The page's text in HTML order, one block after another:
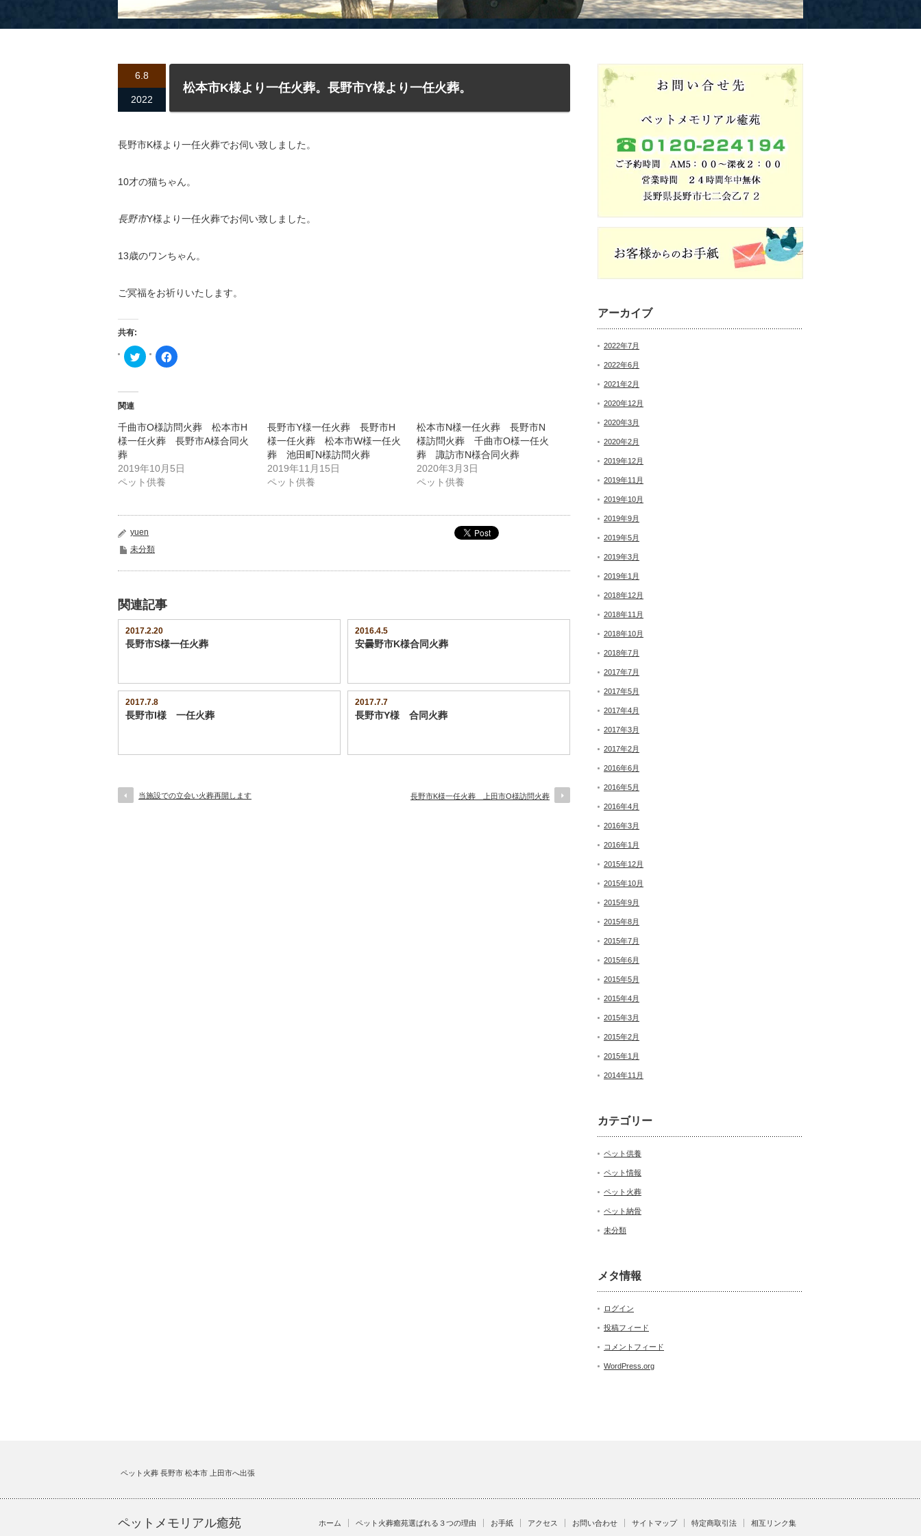
6.8
2022
松本市K様より一任火葬。長野市Y様より一任火葬。
長野市K様より一任火葬でお伺い致しました。
10才の猫ちゃん。
長野市Y様より一任火葬でお伺い致しました。
13歳のワンちゃん。
ご冥福をお祈りいたします。
共有:
ク
リ
共
有
(新
し
ィ
ン
ド
き
す)
Facebook
で
リ
ッ
ク
く
い
で
関連
千曲市O様訪問火葬 松本市H
様一任火葬 長野市A様合同火
葬
2019年10月5日
ペット供養
長野市Y様一任火葬 長野市H
様一任火葬 松本市W様一任火
葬 池田町N様訪問火葬
2019年11月15日
ペット供養
松本市N様一任火葬 長野市N
様訪問火葬 千曲市O様一任火
葬 諏訪市N様合同火葬
2020年3月3日
ペット供養
yuen
未分類
関連記事
2017.2.20
長野市S様一任火葬
2016.4.5
安曇野市K様合同火葬
2017.7.8
長野市I様 一任火葬
2017.7.7
長野市Y様 合同火葬
当施設での立会い火葬再開します 長野市K様一任火葬 上田市O様訪問火葬
アーカイブ
2022年7月
2022年6月
2021年2月
2020年12月
2020年3月
2020年2月
2019年12月
2019年11月
2019年10月
2019年9月
2019年5月
2019年3月
2019年1月
2018年12月
2018年11月
2018年10月
2018年7月
2017年7月
2017年5月
2017年4月
2017年3月
2017年2月
2016年6月
2016年5月
2016年4月
2016年3月
2016年1月
2015年12月
2015年10月
2015年9月
2015年8月
2015年7月
2015年6月
2015年5月
2015年4月
2015年3月
2015年2月
2015年1月
2014年11月
カテゴリー
ペット供養
ペット情報
ペット火葬
ペット納骨
未分類
メタ情報
ログイン
投稿フィード
コメントフィード
WordPress.org